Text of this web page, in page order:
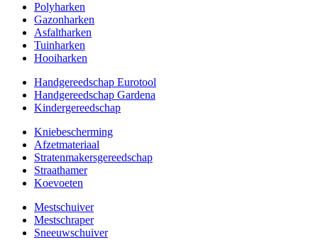
Polyharken
Gazonharken
Asfaltharken
Tuinharken
Hooiharken
Handgereedschap Eurotool
Handgereedschap Gardena
Kindergereedschap
Kniebescherming
Afzetmateriaal
Stratenmakersgereedschap
Straathamer
Koevoeten
Mestschuiver
Mestschraper
Sneeuwschuiver